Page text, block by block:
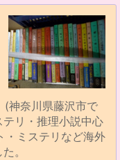
(神奈川県藤沢市で
リ・推理小説中心
・ミステリなど海外
。